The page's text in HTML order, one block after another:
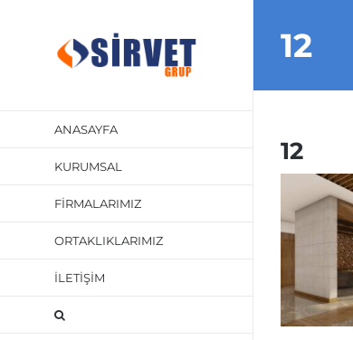
ANASAYFA
KURUMSAL
FİRMALARIMIZ
ORTAKLIKLARIMIZ
İLETİŞİM
12
12